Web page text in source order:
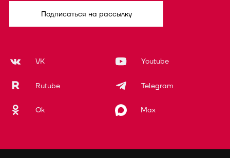
Подписаться на рассылку
VK Youtube
Rutube Telegram
Ok Max